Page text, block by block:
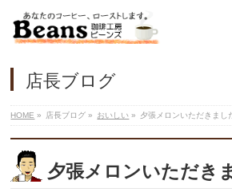
店長ブログ
HOME » 店長ブログ » おいしい » 夕張メロンいただきまし
夕張メロンいただき